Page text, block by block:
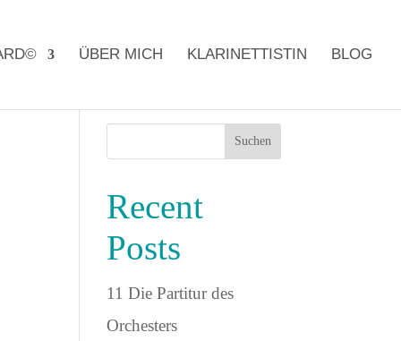
ÜBER MICH KLARINETTISTIN BLOG
Suchen
Recent
Posts
11 Die Partitur des
Orchesters